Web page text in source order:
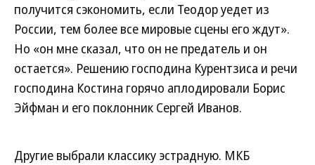
получится сэкономить, если Теодор уедет из
России, тем более все мировые сцены его ждут».
Но «он мне сказал, что он не предатель и он
остается». Решению господина Курентзиса и речи
господина Костина горячо аплодировали Борис
Эйфман и его поклонник Сергей Иванов.
Другие выбрали классику эстрадную. МКБ